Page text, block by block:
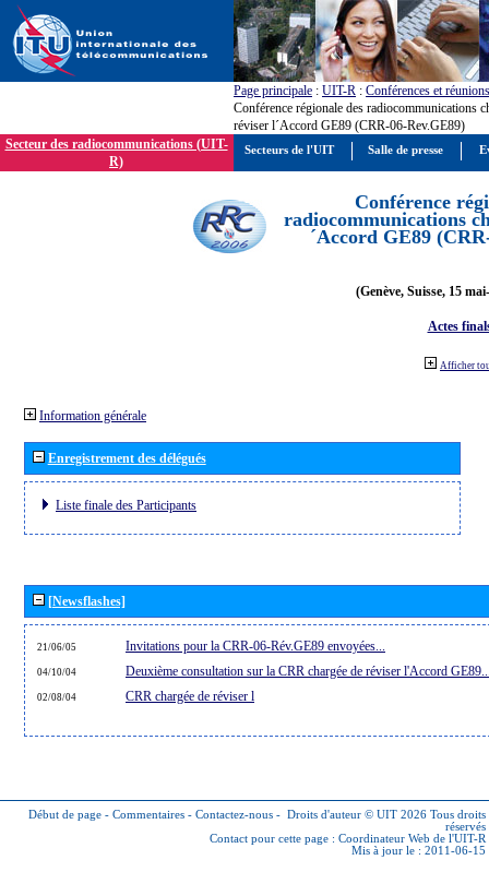
Page principale : UIT-R : Conférences et réunions
Conférence régionale des radiocommunications
réviser l´Accord GE89 (CRR-06-Rev.GE89)
Secteur des radiocommunications (UIT-
R)
Conférence
radiocommunications
´Accord GE89
(Genève, Suisse, 15
Actes
Afficher
Information générale
Enregistrement des délégués
Liste finale des Participants
[Newsflashes]
21/06/05 Invitations pour la CRR-06-Rév.GE89 envoyées...
04/10/04 Deuxième consultation sur la CRR chargée de réviser l'Accord
02/08/04 CRR chargée de réviser l
Début de page - Commentaires - Contactez-nous - Droits d'auteur © UIT 2026 Tous droits
réservés
Contact pour cette page : Coordinateur Web de l'UIT-R
Mis à jour le : 2011-06-15
Secteurs de l'UIT Salle de presse